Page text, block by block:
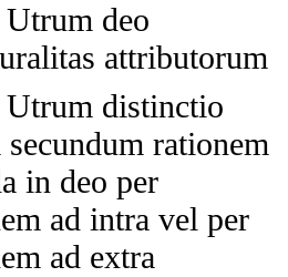
Utrum deo
attributorum
Utrum distinctio
rationem
in deo per
ad intra vel per
ad extra